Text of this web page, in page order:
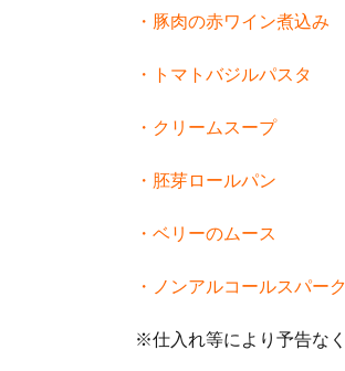
・豚肉の赤ワイン煮込み
・トマトバジルパスタ
・クリームスープ
・胚芽ロールパン
・ベリーのムース
・ノンアルコールスパー
※仕入れ等により予告な